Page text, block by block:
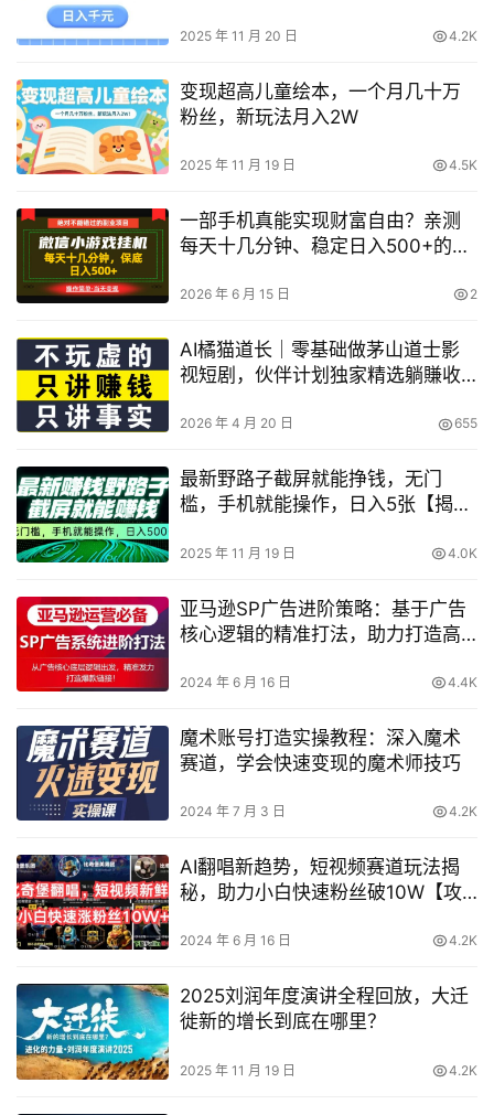
2025 年 11 月 20 日 4.2K
变现超高儿童绘本，一个月几十万
粉丝，新玩法月入2W
2025 年 11 月 19 日 4.5K
一部手机真能实现财富自由？亲测
每天十几分钟、稳定日入500+的玩
2026 年 6 月 15 日 2
AI橘猫道长｜零基础做茅山道士影
视短剧，伙伴计划独家精选躺賺收
2026 年 4 月 20 日 655
最新野路子截屏就能挣钱，无门
槛，手机就能操作，日入5张【揭
2025 年 11 月 19 日 4.0K
亚马逊SP广告进阶策略：基于广告
核心逻辑的精准打法，助力打造高
2024 年 6 月 16 日 4.4K
魔术账号打造实操教程：深入魔术
赛道，学会快速变现的魔术师技巧
2024 年 7 月 3 日 4.2K
AI翻唱新趋势，短视频赛道玩法揭
秘，助力小白快速粉丝破10W【攻
2024 年 6 月 16 日 4.2K
2025刘润年度演讲全程回放，大迁
徙新的增长到底在哪里？
2025 年 11 月 19 日 4.2K